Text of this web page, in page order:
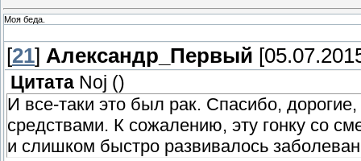
Моя беда.
[21] Александр_Первый
Цитата Noj ()
И все-таки это был рак. Спасибо,
средствами. К сожалению, эту гонку со
и слишком быстро развивалось